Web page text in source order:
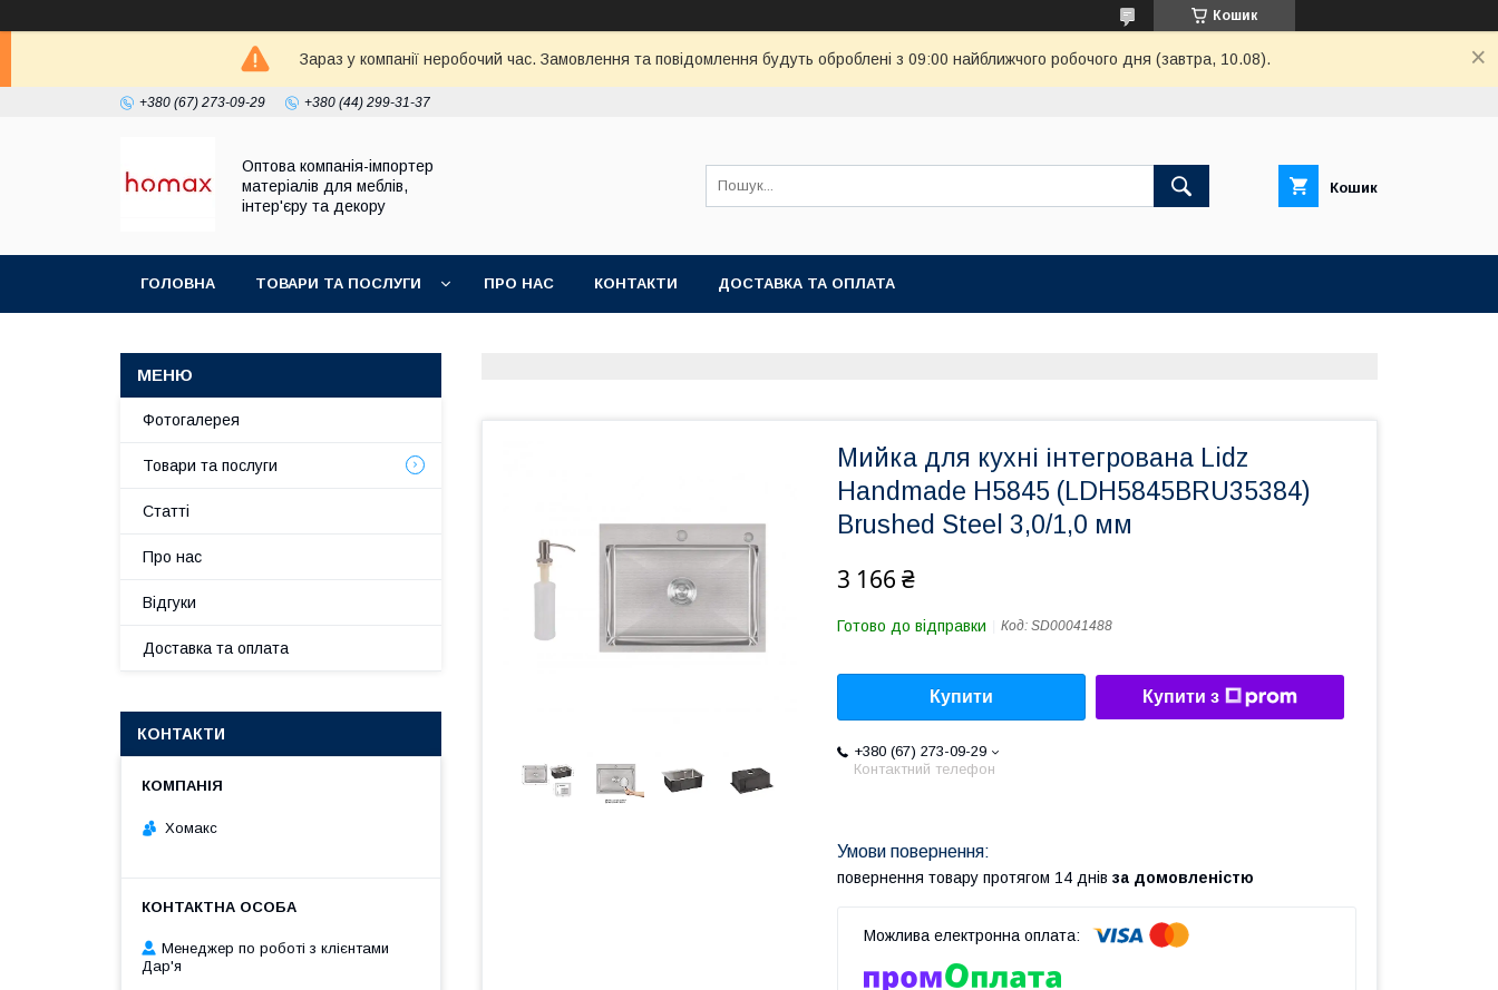
Кошик
Зараз у компанії неробочий час. Замовлення та повідомлення будуть оброблені з 09:00 найближчого робочого дня (завтра, 10.08).
+380 (67) 273-09-29 +380 (44) 299-31-37
Оптова компанія-імпортер
матеріалів для меблів,
інтер'єру та декору
Кошик
ГОЛОВНА ТОВАРИ ТА ПОСЛУГИ ПРО НАС КОНТАКТИ ДОСТАВКА ТА ОПЛАТА
Мийка для кухні інтегрована Lidz
Handmade H5845 (LDH5845BRU35384)
Brushed Steel 3,0/1,0 мм
3 166 ₴
Готово до відправки Код: SD00041488
Купити Купити з
+380 (67) 273-09-29
Контактний телефон
повернення товару протягом 14 днів за домовленістю
Фотогалерея
Товари та послуги
Статті
Про нас
Відгуки
Доставка та оплата
КОНТАКТИ
Хомакс
Менеджер по роботі з клієнтами
Дар'я